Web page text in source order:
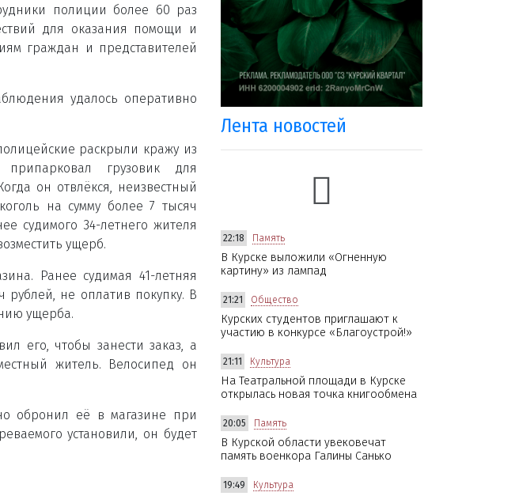
полиции более 60 раз
для оказания помощи и
граждан и представителей
удалось оперативно
раскрыли кражу из
грузовик для
он отвлёкся, неизвестный
на сумму более 7 тысяч
судимого 34-летнего жителя
ущерб.
Ранее судимая 41-летняя
не оплатив покупку. В
ущерба.
его, чтобы занести заказ, а
житель. Велосипед он
обронил её в магазине при
установили, он будет
Лента новостей
22:18 Память
В Курске выложили «Огненную
картину» из лампад
21:21 Общество
Курских студентов приглашают к
участию в конкурсе «Благоустрой!»
21:11 Культура
На Театральной площади в Курске
открылась новая точка книгообмена
20:05 Память
В Курской области увековечат
память военкора Галины Санько
19:49 Культура